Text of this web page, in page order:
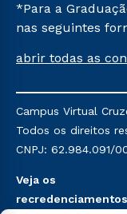
*Para a
nas seguintes
Já para as
mencionadas são
Religioso,
do Ensino de
abrir todas as
Campus Virtual
Todos os direitos
CNPJ: 62.984.091/
Veja os
recredenciamentos